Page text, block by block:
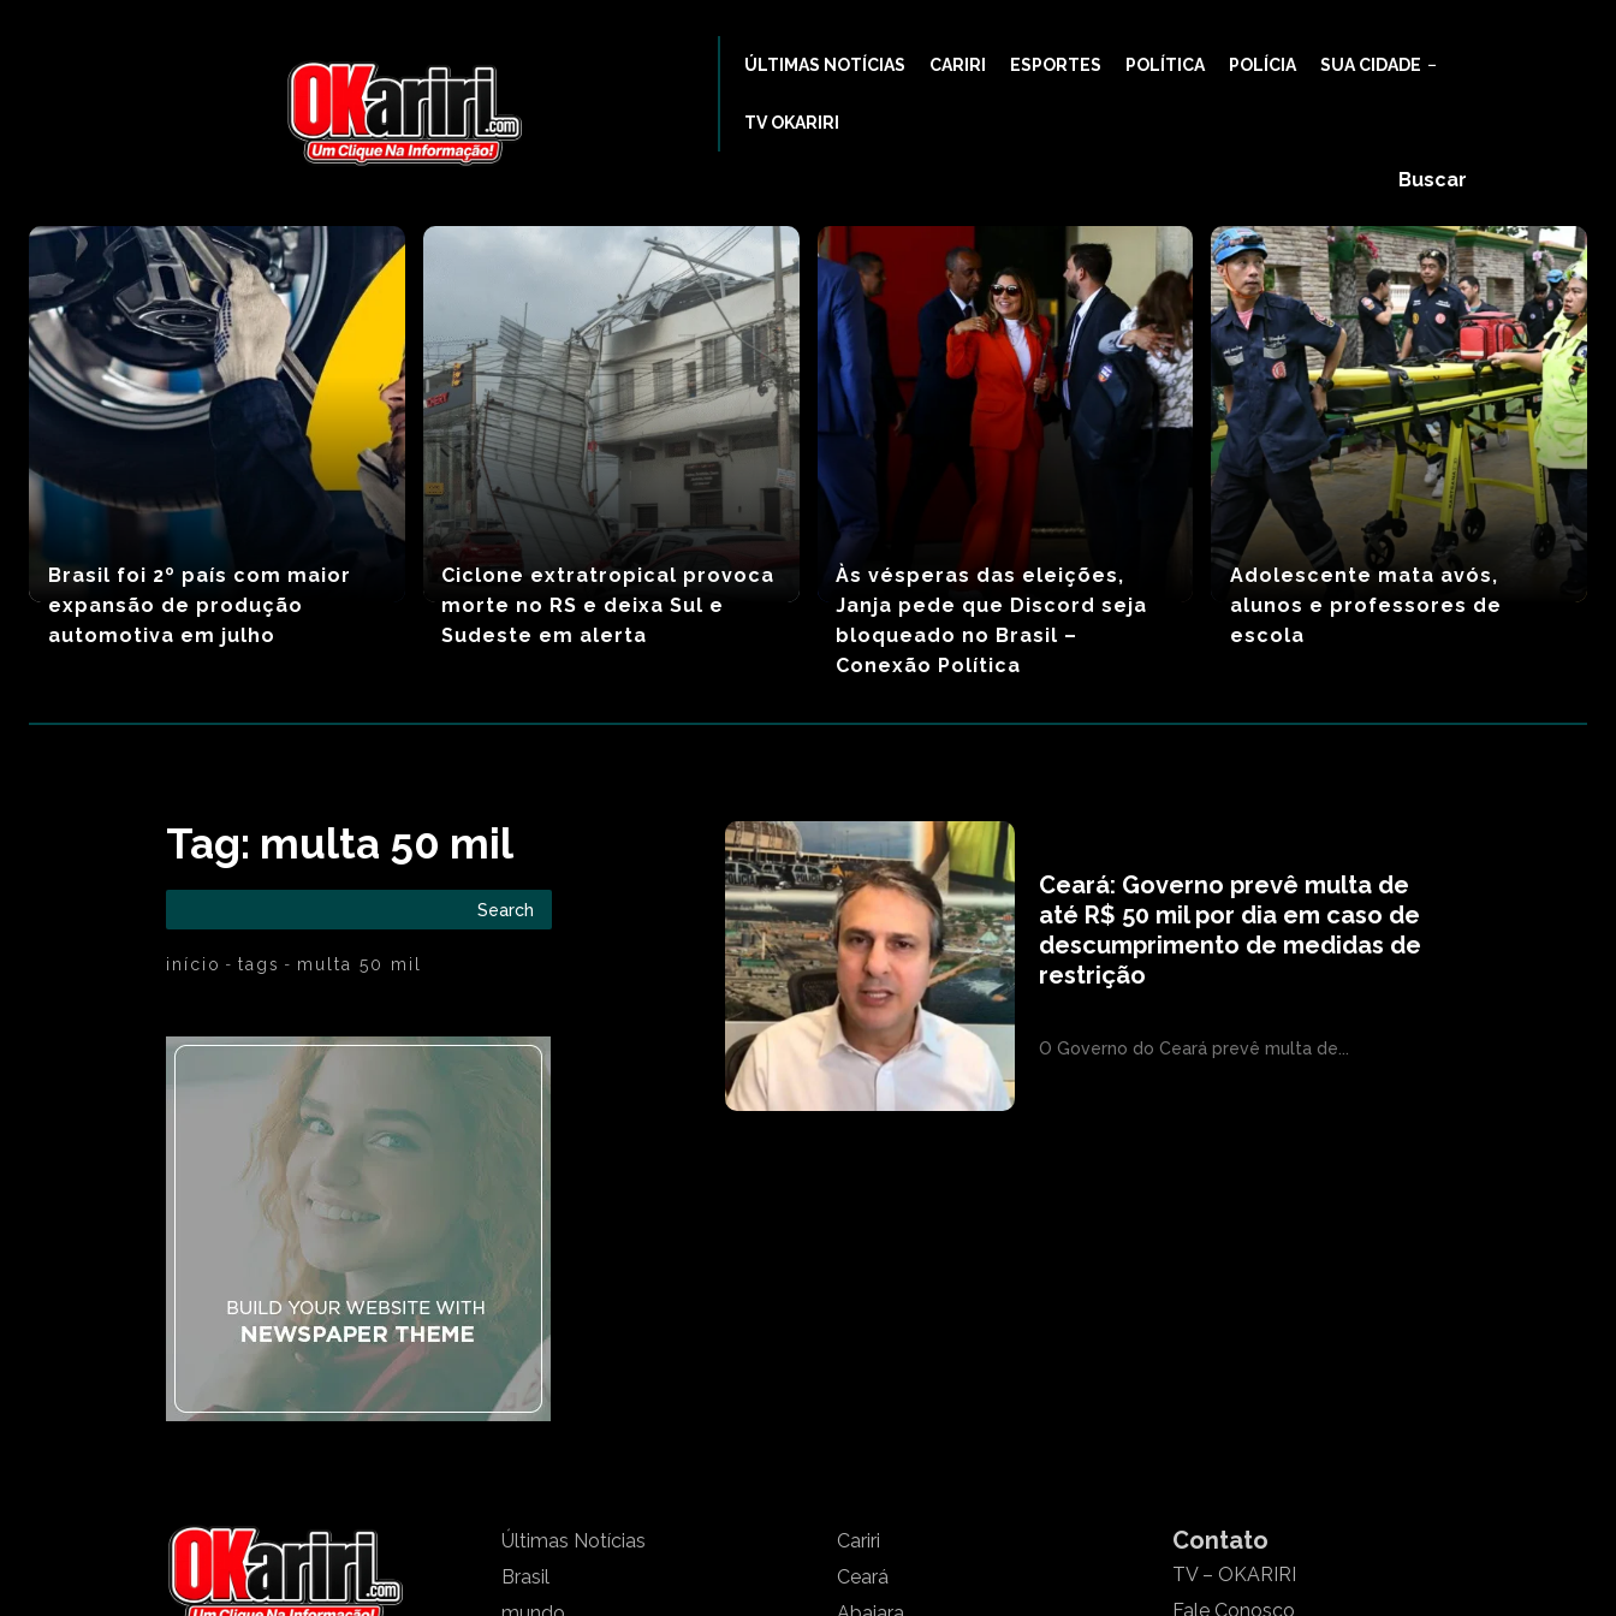
ÚLTIMAS NOTÍCIAS CARIRI ESPORTES POLÍTICA POLÍCIA SUA CIDADE
TV OKARIRI
Buscar
Brasil foi 2º país com maior
expansão de produção
automotiva em julho
Ciclone extratropical provoca
morte no RS e deixa Sul e
Sudeste em alerta
Às vésperas das eleições,
Janja pede que Discord seja
bloqueado no Brasil –
Conexão Política
Adolescente mata avós,
alunos e professores de
escola
Tag: multa 50 mil
Search
início tags multa 50 mil
Ceará: Governo prevê multa de
até R$ 50 mil por dia em caso de
descumprimento de medidas de
restrição
O Governo do Ceará prevê multa de...
Últimas Notícias
Brasil
Cariri
Ceará
Contato
TV – OKARIRI
Fale Conosco